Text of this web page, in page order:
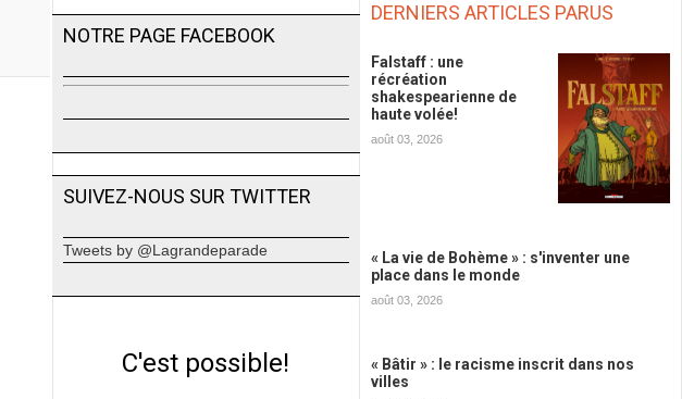
NOTRE PAGE FACEBOOK
SUIVEZ-NOUS SUR TWITTER
Tweets by @Lagrandeparade
C'est possible!
DERNIERS ARTICLES PARUS
Falstaff : une
récréation
shakespearienne de
haute volée!
août 03, 2026
« La vie de Bohème » : s'inventer une
place dans le monde
août 03, 2026
« Bâtir » : le racisme inscrit dans nos
villes